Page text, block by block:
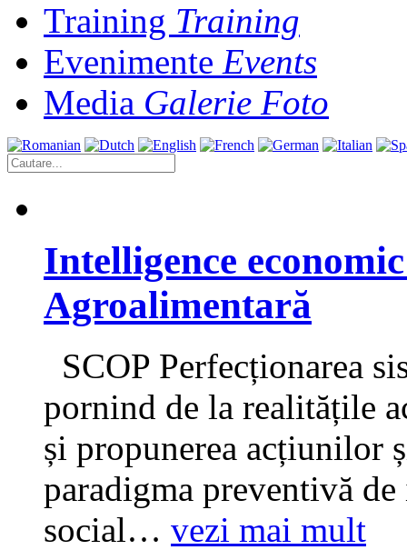
Training Training
Evenimente Events
Media Galerie Foto
Intelligence
Agroalimentară
SCOP Perfecționarea
pornind de la realitățile
și propunerea acțiunilor
paradigma preventivă
social… vezi mai mult